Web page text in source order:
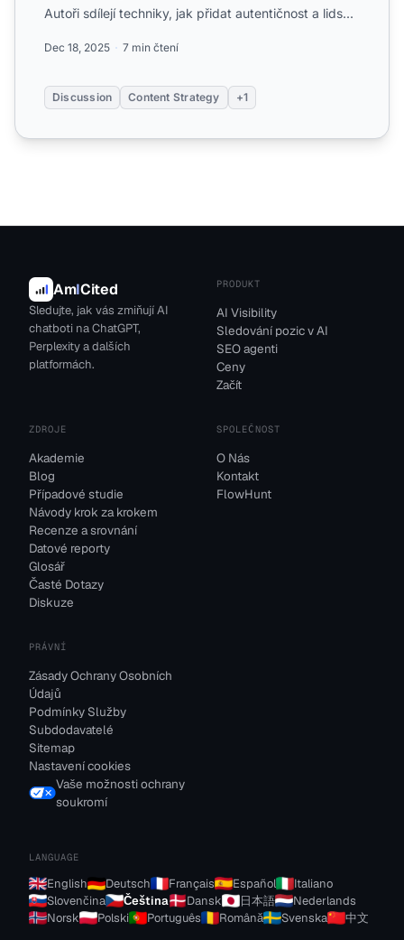
Autoři sdílejí techniky, jak přidat autentičnost a lids...
Dec 18, 2025 7 min čtení
Discussion Content Strategy +1
AmICited
Sledujte, jak vás zmiňují AI
chatboti na ChatGPT,
Perplexity a dalších
platformách.
PRODUKT
AI Visibility
Sledování pozic v AI
SEO agenti
Ceny
Začít
ZDROJE
Akademie
Blog
Případové studie
Návody krok za krokem
Recenze a srovnání
Datové reporty
Glosář
Časté Dotazy
Diskuze
SPOLEČNOST
O Nás
Kontakt
FlowHunt
PRÁVNÍ
Zásady Ochrany Osobních
Údajů
Podmínky Služby
Subdodavatelé
Sitemap
Nastavení cookies
Vaše možnosti ochrany
soukromí
LANGUAGE
English Deutsch Français Español
Italiano
Slovenčina
Čeština Dansk 日本語
Nederlands
Norsk
Polski Português Română Svenska 中文